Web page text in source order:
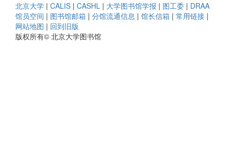
北京大学 | CALIS | CASHL | 大学图书馆学报 | 图工委 | DRAA
馆员空间 | 图书馆邮箱 | 分馆流通信息 | 馆长信箱 | 常用链接 |
网站地图 | 回到旧版
版权所有© 北京大学图书馆